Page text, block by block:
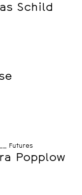
Schild
Futures
Popplow